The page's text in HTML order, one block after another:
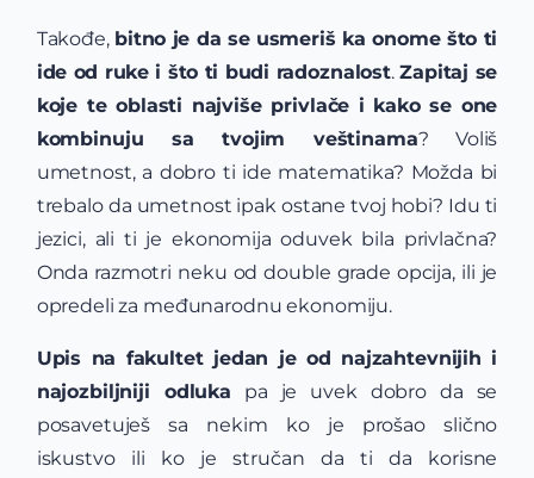
Takođe, bitno je da se usmeriš ka onome što ti
ide od ruke i što ti budi radoznalost.Zapitaj se
koje te oblasti najviše privlače i kako se one
kombinuju sa tvojim veštinama? Voliš
umetnost, a dobro ti ide matematika? Možda bi
trebalo da umetnost ipak ostane tvoj hobi? Idu ti
jezici, ali ti je ekonomija oduvek bila privlačna?
Onda razmotri neku od double grade opcija, ili je
opredeli za međunarodnu ekonomiju.
Upis na fakultet jedan je od najzahtevnijih i
najozbiljniji odluka pa je uvek dobro da se
posavetuješ sa nekim ko je prošao slično
iskustvo ili ko je stručan da ti da korisne